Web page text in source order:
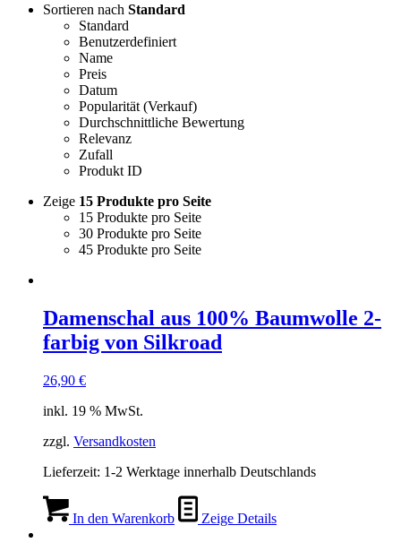
Sortieren nach Standard
Standard
Benutzerdefiniert
Name
Preis
Datum
Popularität (Verkauf)
Durchschnittliche Bewertung
Relevanz
Zufall
Produkt ID
Zeige 15 Produkte pro Seite
15 Produkte pro Seite
30 Produkte pro Seite
45 Produkte pro Seite
Damenschal aus 100% Baumwolle 2-
farbig von Silkroad
26,90 €
inkl. 19 % MwSt.
zzgl. Versandkosten
Lieferzeit: 1-2 Werktage innerhalb Deutschlands
In den Warenkorb Zeige Details